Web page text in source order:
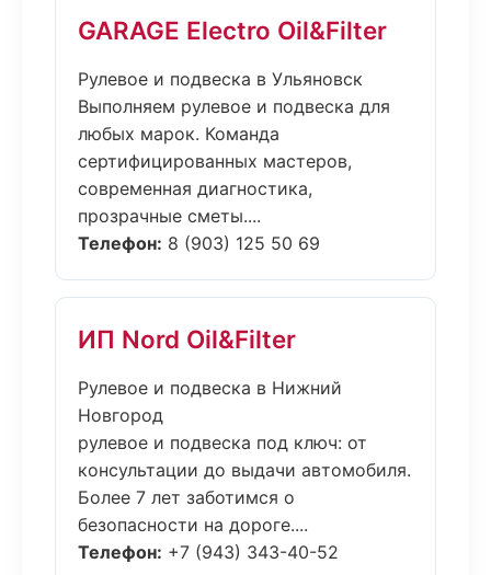
GARAGE Electro Oil&Filter
Рулевое и подвеска в Ульяновск
Выполняем рулевое и подвеска для
любых марок. Команда
сертифицированных мастеров,
современная диагностика,
прозрачные сметы....
Телефон: 8 (903) 125 50 69
ИП Nord Oil&Filter
Рулевое и подвеска в Нижний
Новгород
рулевое и подвеска под ключ: от
консультации до выдачи автомобиля.
Более 7 лет заботимся о
безопасности на дороге....
Телефон: +7 (943) 343-40-52